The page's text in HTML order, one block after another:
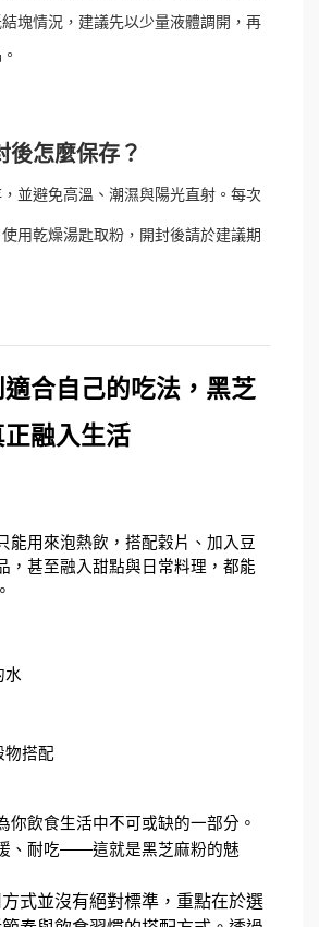
塊情況，建議先以少量液體調開，再
後怎麼保存？
並避免高溫、潮濕與陽光直射。每次
用乾燥湯匙取粉，開封後請於建議期
合自己的吃法，黑芝
融入生活
能用來泡熱飲，搭配穀片、加入豆
，甚至融入甜點與日常料理，都能
水
物搭配
你飲食生活中不可或缺的一部分。
、耐吃——這就是黑芝麻粉的魅
式並沒有絕對標準，重點在於選